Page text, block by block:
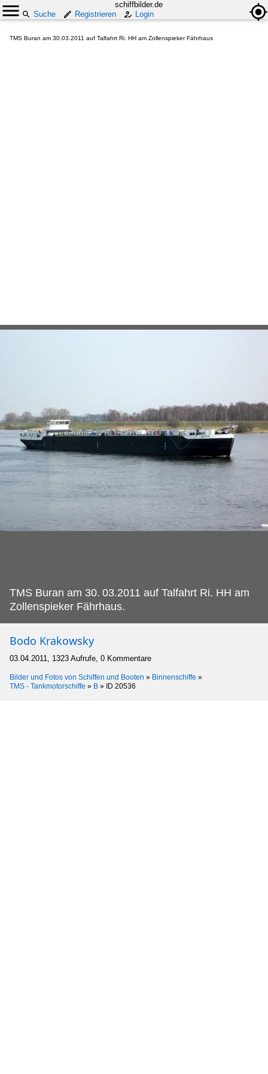
schiffbilder.de
Suche
Registrieren Login
TMS Buran am 30.03.2011 auf Talfahrt Ri. HH am Zollenspieker Fährhaus
TMS Buran am 30. 03.2011 auf Talfahrt Ri. HH am
Zollenspieker Fährhaus.
Bodo Krakowsky
03.04.2011, 1323 Aufrufe, 0 Kommentare
Bilder und Fotos von Schiffen und Booten » Binnenschiffe »
TMS - Tankmotorschiffe » B » ID 20536